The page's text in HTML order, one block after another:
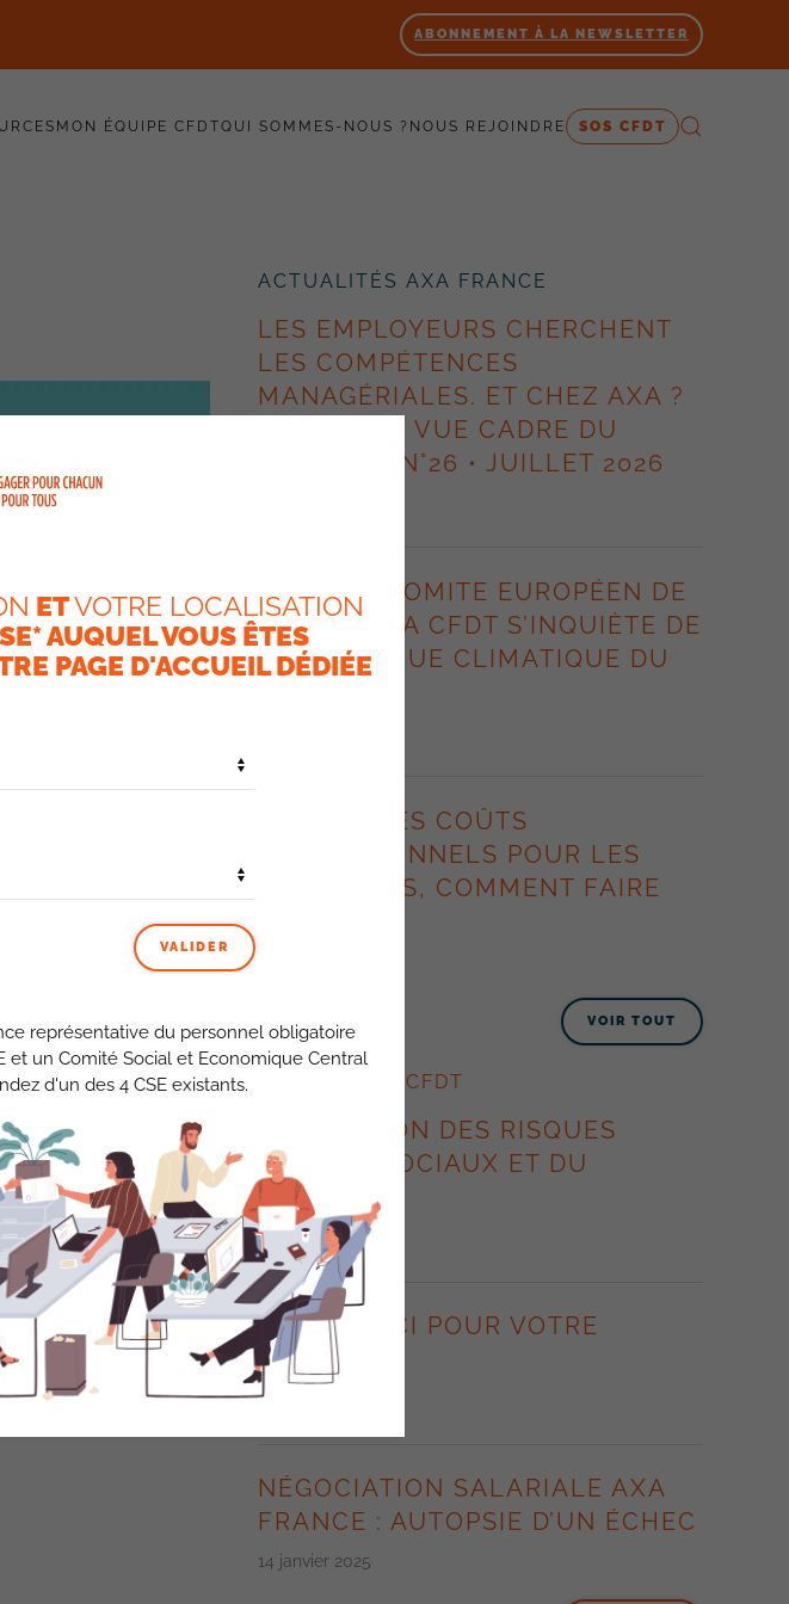
ABONNEMENT À LA NEWSLETTER
MON ÉQUIPE CFDTQUI SOMMES-NOUS ? NOUS REJOINDRE SOS CFDT
suite aux élections
pendant une
à nous marquer
et dont
qui impactent
Christophe Vercoutère
ACTUALITÉS AXA FRANCE
LES EMPLOYEURS CHERCHENT
LES COMPÉTENCES
MANAGÉRIALES. ET CHEZ AXA ?
– POINT DE VUE CADRE DU
SYNERGIE N°26 • JUILLET 2026
LORS DU COMITE EUROPÉEN DE
GROUPE, LA CFDT S’INQUIÈTE DE
LA POLITIQUE CLIMATIQUE DU
HAUSSE DES COÛTS
PROFESSIONNELS POUR LES
ITINÉRANTS, COMMENT FAIRE
VOIR TOUT
ACTUALITÉS CFDT
PRÉVENTION DES RISQUES
PSYCHO-SOCIAUX ET DU
STRESS.
7 novembre 2025
BFS : MERCI POUR VOTRE
SOUTIEN !
14 janvier 2025
NÉGOCIATION SALARIALE AXA
FRANCE : AUTOPSIE D’UN ÉCHEC
14 janvier 2025
ETVOTRE LOCALISATION
AUQUEL VOUS ÊTES
PAGE D'ACCUEIL DÉDIÉE
VALIDER
représentative du personnel obligatoire
et un Comité Social et Economique Central
d'un des 4 CSE existants.